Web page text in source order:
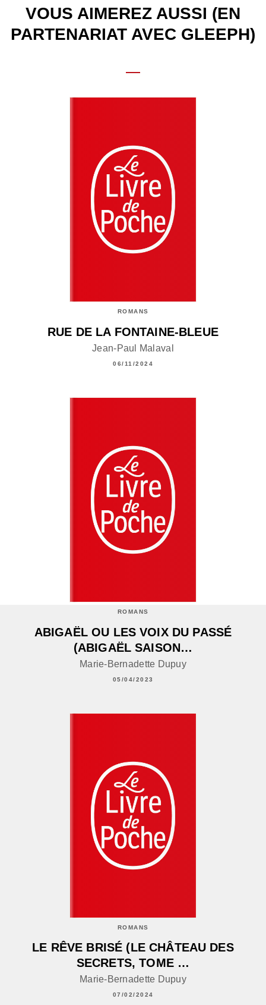
VOUS AIMEREZ AUSSI (EN
PARTENARIAT AVEC GLEEPH)
ROMANS
RUE DE LA FONTAINE-BLEUE
Jean-Paul Malaval
06/11/2024
ROMANS
ABIGAËL OU LES VOIX DU PASSÉ
(ABIGAËL SAISON…
Marie-Bernadette Dupuy
05/04/2023
ROMANS
LE RÊVE BRISÉ (LE CHÂTEAU DES
SECRETS, TOME …
Marie-Bernadette Dupuy
07/02/2024